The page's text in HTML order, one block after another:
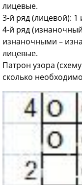
лицевые.
3-й ряд (лицевой): 1
4-й ряд
изнаночными –
лицевые.
Патрон узора
сколько